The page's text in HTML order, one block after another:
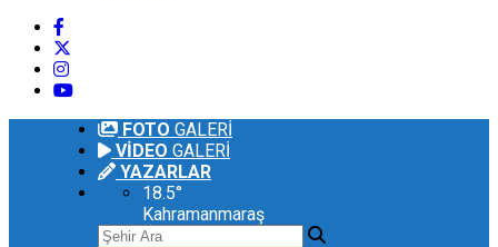
FOTO GALERİ
VİDEO GALERİ
YAZARLAR
18.5°
Kahramanmaraş